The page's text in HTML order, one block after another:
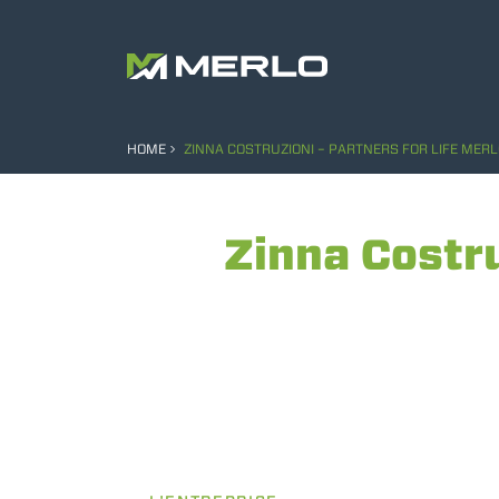
HOME ZINNA COSTRUZIONI – PARTNERS FOR LIFE
Zinna